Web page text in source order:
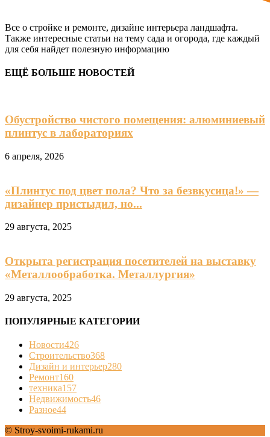
Все о стройке и ремонте, дизайне интерьера ландшафта.
Также интересные статьи на тему сада и огорода, где каждый
для себя найдет полезную информацию
ЕЩЁ БОЛЬШЕ НОВОСТЕЙ
Обустройство чистого помещения: алюминиевый
плинтус в лабораториях
6 апреля, 2026
«Плинтус под цвет пола? Что за безвкусица!» —
дизайнер пристыдил, но...
29 августа, 2025
Открыта регистрация посетителей на выставку
«Металлообработка. Металлургия»
29 августа, 2025
ПОПУЛЯРНЫЕ КАТЕГОРИИ
Новости426
Строительство368
Дизайн и интерьер280
Ремонт160
техника157
Недвижимость46
Разное44
© Stroy-svoimi-rukami.ru